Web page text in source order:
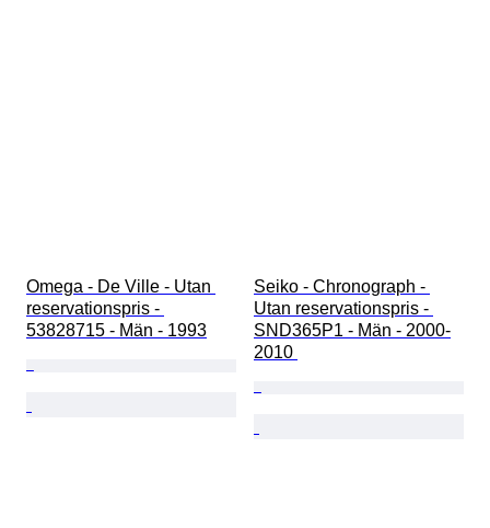
Omega - De Ville - Utan
reservationspris -
53828715 - Män - 1993
Seiko - Chronograph -
Utan reservationspris -
SND365P1 - Män - 2000-
2010